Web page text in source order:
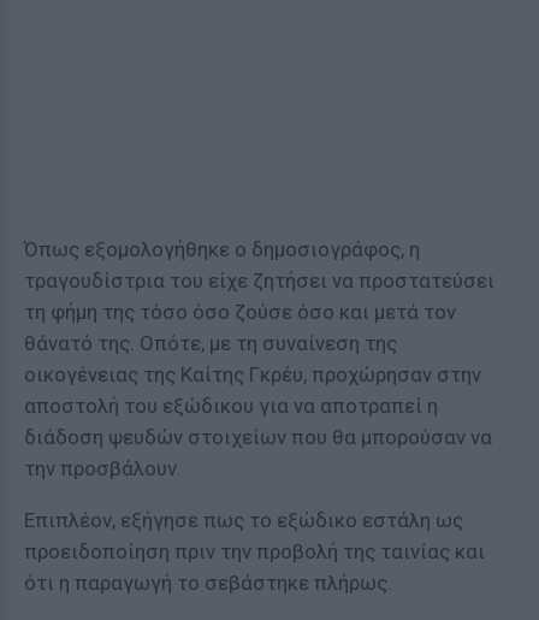
Όπως εξομολογήθηκε ο δημοσιογράφος, η
τραγουδίστρια του είχε ζητήσει να προστατεύσει
τη φήμη της τόσο όσο ζούσε όσο και μετά τον
θάνατό της. Οπότε, με τη συναίνεση της
οικογένειας της Καίτης Γκρέυ, προχώρησαν στην
αποστολή του εξώδικου για να αποτραπεί η
διάδοση ψευδών στοιχείων που θα μπορούσαν να
την προσβάλουν.
Επιπλέον, εξήγησε πως το εξώδικο εστάλη ως
προειδοποίηση πριν την προβολή της ταινίας και
ότι η παραγωγή το σεβάστηκε πλήρως.